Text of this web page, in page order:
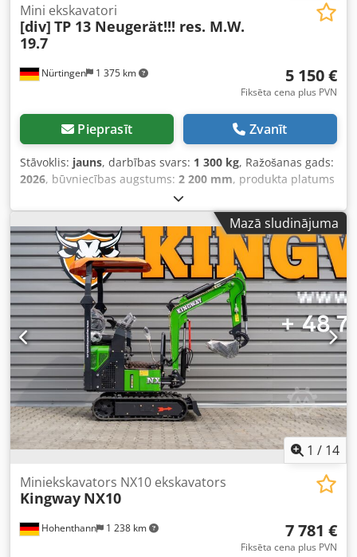
Nürtingen 1 375 km
Mini ekskavatori
[div] TP 13 Neugerät!!! res. M.W.
19.7
5 150 €
Fiksēta cena plus PVN
Pieprasīt Zvanīt
Stāvoklis: jauns, darbības svars: 1 300 kg, Ražošanas gads:
2026, būvniecības augstums: 2 200 mm, produkta platums
, iekārtas/transportlīdzekļa numurs:
17134, papildu aprīkojuma funkcijas:Arbeitsscheinwerfer
vorne, dzinēja tips: Benzīns, ražotājs: [dažādi] Dkodpfx
Ajzff Uhep Ior
Mazā sludinājuma
1 / 14
Hohenthann 1 238 km
Miniekskavators NX10 ekskavators
Kingway NX10
7 781 €
Fiksēta cena plus PVN